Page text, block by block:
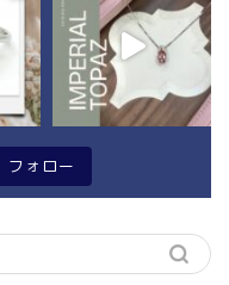
フォロー